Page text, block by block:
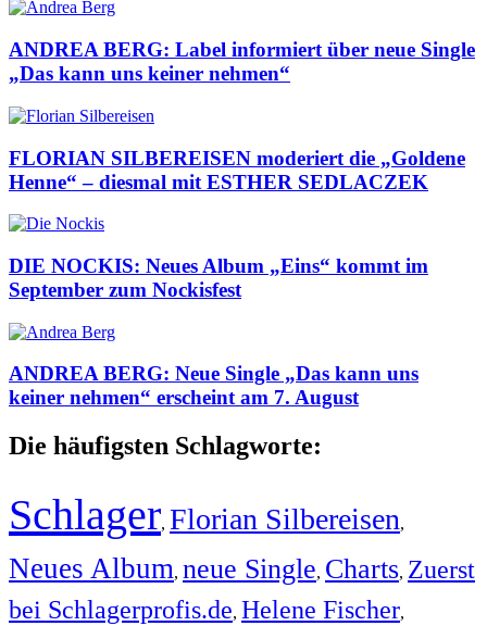
ANDREA BERG: Label informiert über neue Single
„Das kann uns keiner nehmen“
FLORIAN SILBEREISEN moderiert die „Goldene
Henne“ – diesmal mit ESTHER SEDLACZEK
DIE NOCKIS: Neues Album „Eins“ kommt im
September zum Nockisfest
ANDREA BERG: Neue Single „Das kann uns
keiner nehmen“ erscheint am 7. August
Die häufigsten Schlagworte:
Schlager, Florian Silbereisen,
Neues Album, neue Single, Charts, Zuerst
bei Schlagerprofis.de, Helene Fischer,